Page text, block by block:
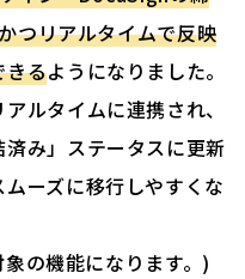
つリアルタイムで反映
きるようになりました。
ルタイムに連携され、
み」ステータスに更新
ーズに移行しやすくな
の機能になります。)